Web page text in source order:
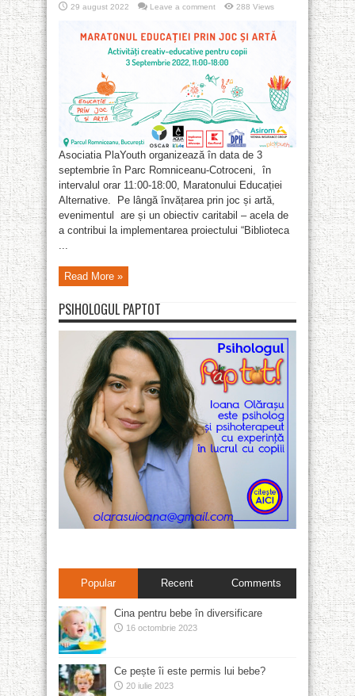
29 august 2022 Leave a comment 288 Views
Asociatia PlaYouth organizează în data de 3
septembrie în Parc Romniceanu-Cotroceni, în
intervalul orar 11:00-18:00, Maratonului Educației
Alternative. Pe lângă învățarea prin joc și artă,
evenimentul are și un obiectiv caritabil – acela de
a contribui la implementarea proiectului “Biblioteca
...
Read More »
PSIHOLOGUL PAPTOT
Popular Recent Comments
Cina pentru bebe în diversificare
16 octombrie 2023
Ce pește îi este permis lui bebe?
20 iulie 2023